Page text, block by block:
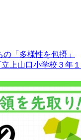
「多様性を包摂」
上山口小学校３年１